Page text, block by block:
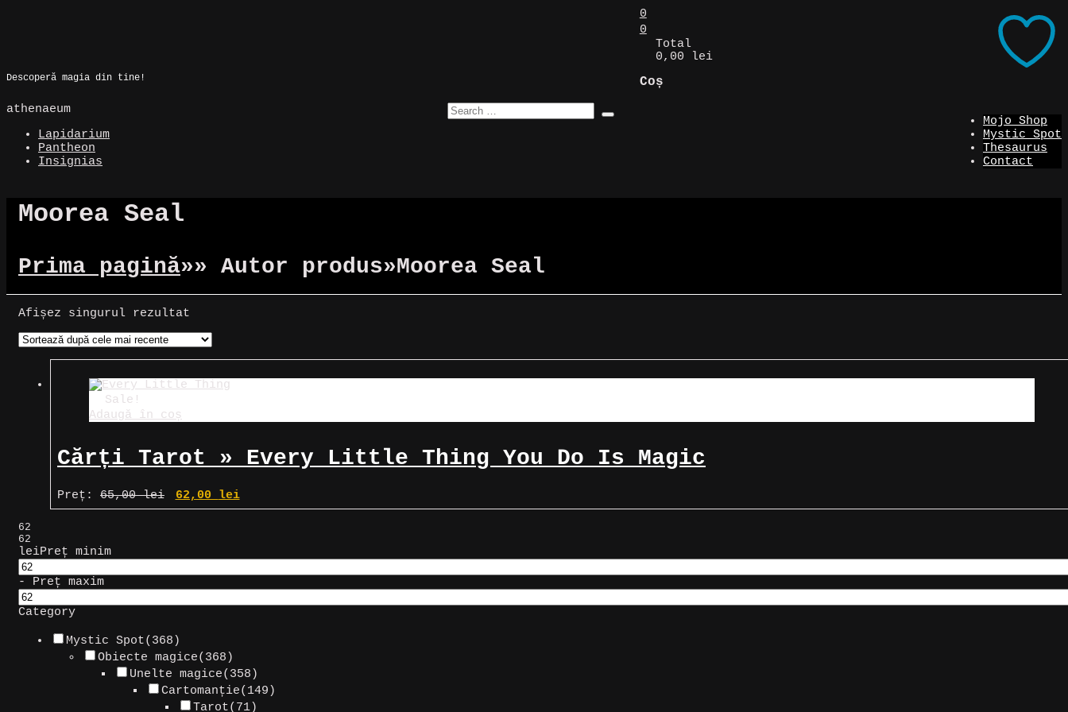
Descoperă magia din tine!
0
0
Total
0,00 lei
Coș
athenaeum
Lapidarium
Pantheon
Insignias
Mojo Shop
Mystic Spot
Thesaurus
Contact
Moorea Seal
Prima pagină»» Autor produs»Moorea Seal
Afișez singurul rezultat
Sale!
Adaugă în coș
Cărți Tarot » Every Little Thing You Do Is Magic
Preț: 65,00lei
Prețul
inițial
62,00 lei
curent
62
62
leiPreț minim
- Preț maxim
Category
Mystic Spot(368)
Obiecte magice(368)
Unelte magice(358)
Cartomanție(149)
Tarot(71)